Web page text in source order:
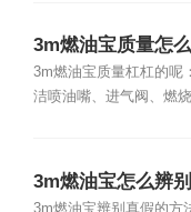
3m燃油宝质量怎
3m燃油宝质量杠杠的呢
洁喷油嘴、进气阀、燃
3m燃油宝怎么辨
3m燃油宝辨别真假的方